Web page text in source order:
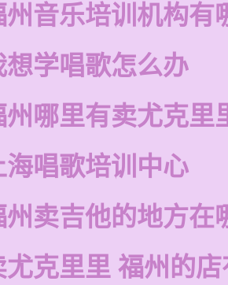
州音乐培训机构有
想学唱歌怎么办
州哪里有卖尤克里
海唱歌培训中心
州卖吉他的地方在
尤克里里 福州的